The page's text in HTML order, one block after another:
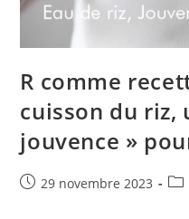
R comme
cuisson du riz,
jouvence »
Publication
29 novembre 2023